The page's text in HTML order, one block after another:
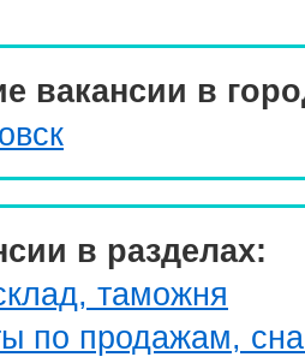
вакансии в
в разделах:
таможня
по продажам,